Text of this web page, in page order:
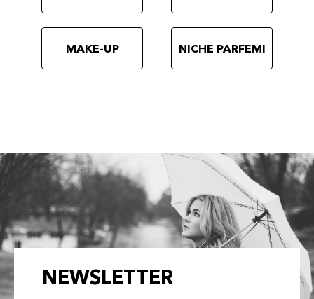
MAKE-UP NICHE PARFEMI
NEWSLETTER